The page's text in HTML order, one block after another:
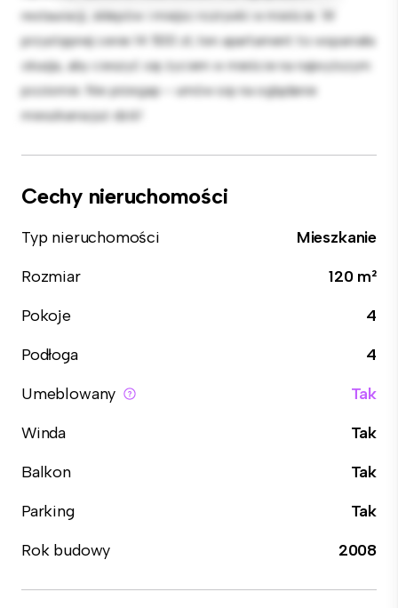
restauracji, sklepów i miejsc rozrywki w mieście. W
przystępnej cenie 14 500 zł, ten apartament to wspaniała
okazja, aby cieszyć się życiem w mieście na najwyższym
poziomie. Nie przegap – umów się na oglądanie
mieszkania już dziś!
Cechy nieruchomości
Typ nieruchomości
Mieszkanie
Rozmiar
120 m²
Pokoje
4
Podłoga
4
Umeblowany
Tak
Winda
Tak
Balkon
Tak
Parking
Tak
Rok budowy
2008